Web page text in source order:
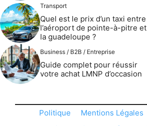
Transport
Quel est le prix d’un taxi entre
l’aéroport de pointe-à-pitre et
la guadeloupe ?
Business / B2B / Entreprise
Guide complet pour réussir
votre achat LMNP d’occasion
Politique Mentions Légales